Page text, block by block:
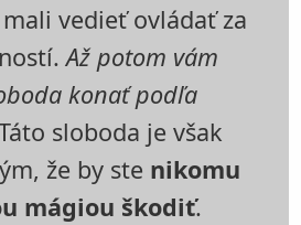
vedieť ovládať za
Až potom vám
konať podľa
sloboda je však
že by ste nikomu
mágiou škodiť.